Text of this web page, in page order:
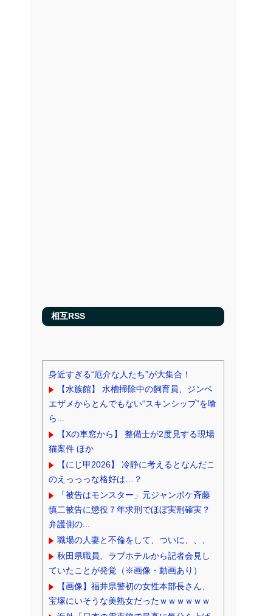
相互RSS
身近すぎる“厄介な人たち”が大集合！
【水族館】 水槽掃除中の飼育員、ジンベ
エザメからとんでもない“スキンシップ”を喰
ら...
【Xの車窓から】 整備士が2度見する現場
猫案件 ほか
【にじ甲2026】 冷静に考えるとなんだこ
のえっっっな格好は…？
「被告はモンスター」元ジャンポケ斉藤
慎二被告に懲役７年求刑でほぼ実刑確実？
弁護側の...
職場の人妻と不倫をして、ついに、、、
秋田県職員、ラブホテルから記者会見し
ていたことが発覚（※画像・動画あり）
【画像】福井県警初の女性本部長さん、
宝塚にいそうな美熟女だったｗｗｗｗｗｗ